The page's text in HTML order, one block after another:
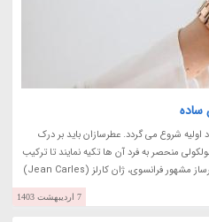
ساده
شروع می گردد. عطرسازان باید بر درک
منحصر به فرد آن ها تکیه نمایند تا ترکیب
روایح متوازن و لذت بخشی خلق نمایند. عطرساز مشهور فرانسوی، ژان کارلز (Jean Carles)
7 اردیبهشت 1403